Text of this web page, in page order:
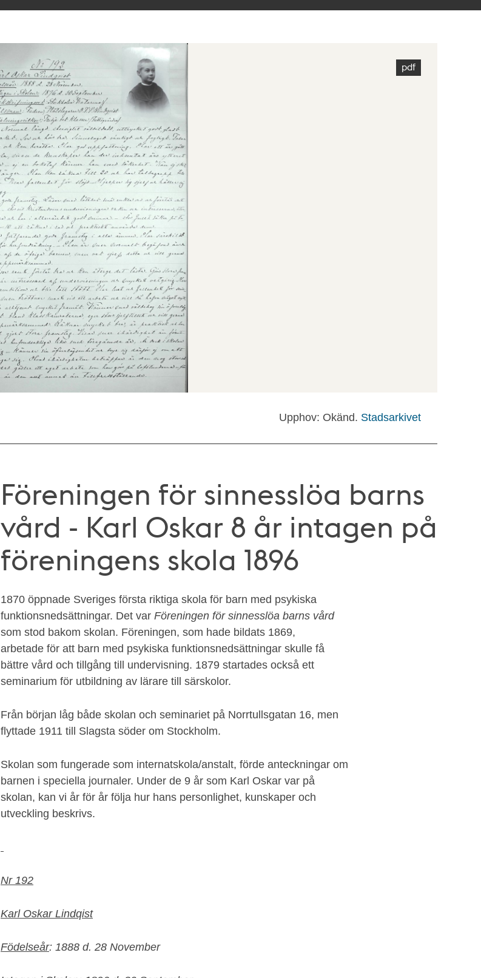
Upphov: Okänd. Stadsarkivet
Föreningen för sinnesslöa barns
vård - Karl Oskar 8 år intagen på
föreningens skola 1896
1870 öppnade Sveriges första riktiga skola för barn med psykiska
funktionsnedsättningar. Det var Föreningen för sinnesslöa barns vård
som stod bakom skolan. Föreningen, som hade bildats 1869,
arbetade för att barn med psykiska funktionsnedsättningar skulle få
bättre vård och tillgång till undervisning. 1879 startades också ett
seminarium för utbildning av lärare till särskolor.
Från början låg både skolan och seminariet på Norrtullsgatan 16, men
flyttade 1911 till Slagsta söder om Stockholm.
Skolan som fungerade som internatskola/anstalt, förde anteckningar om
barnen i speciella journaler. Under de 9 år som Karl Oskar var på
skolan, kan vi år för år följa hur hans personlighet, kunskaper och
utveckling beskrivs.
Nr 192
Karl Oskar Lindqist
Födelseår: 1888 d. 28 November